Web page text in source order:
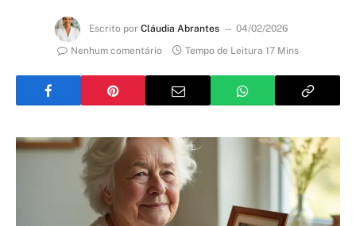
Escrito por Cláudia Abrantes
04/02/2026
Nenhum comentário
Tempo de Leitura 17 Mins